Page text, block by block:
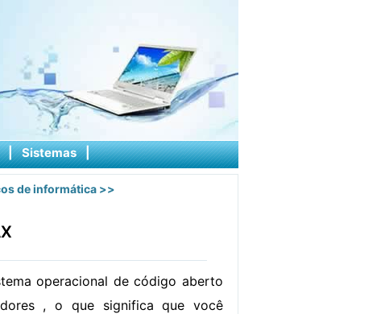
| Sistemas |
de informática >>
operacional de código aberto
, o que significa que você